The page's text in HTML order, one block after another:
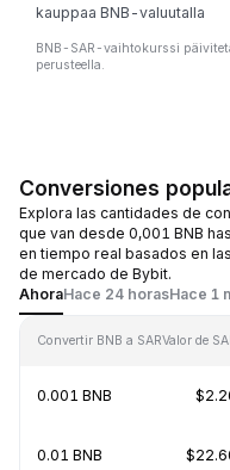
kauppaa BNB-valuutalla
BNB-SAR-vaihtokurssi
perusteella.
Conversiones
Explora las cantidades de
que van desde 0,001 BNB
en tiempo real basados en
de mercado de Bybit.
AhoraHace 24 horasHace 1
Convertir BNB a SARValor de
0.001 BNB
0.01 BNB